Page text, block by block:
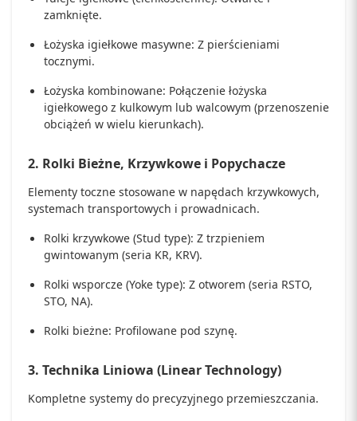
zamknięte.
Łożyska igiełkowe masywne: Z pierścieniami
tocznymi.
Łożyska kombinowane: Połączenie łożyska
igiełkowego z kulkowym lub walcowym (przenoszenie
obciążeń w wielu kierunkach).
2. Rolki Bieżne, Krzywkowe i Popychacze
Elementy toczne stosowane w napędach krzywkowych,
systemach transportowych i prowadnicach.
Rolki krzywkowe (Stud type): Z trzpieniem
gwintowanym (seria KR, KRV).
Rolki wsporcze (Yoke type): Z otworem (seria RSTO,
STO, NA).
Rolki bieżne: Profilowane pod szynę.
3. Technika Liniowa (Linear Technology)
Kompletne systemy do precyzyjnego przemieszczania.